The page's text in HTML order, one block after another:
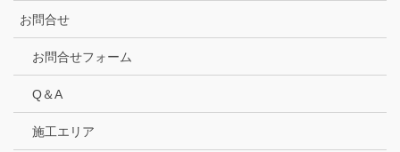
お問合せ
お問合せフォーム
Q＆A
施工エリア